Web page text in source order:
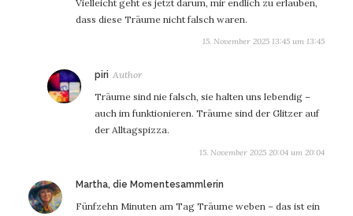
Vielleicht geht es jetzt darum, mir endlich zu erlauben,
dass diese Träume nicht falsch waren.
15. November 2025 13:45 um 13:45
piri sagt:
Träume sind nie falsch, sie halten uns lebendig –
auch im funktionieren. Träume sind der Glitzer auf
der Alltagspizza.
15. November 2025 20:04 um 20:04
Martha, die Momentesammlerin
Fünfzehn Minuten am Tag Träume weben – das ist ein